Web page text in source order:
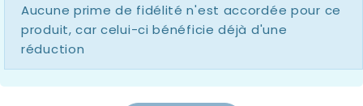
Aucune prime de fidélité n'est accordée pour ce
produit, car celui-ci bénéficie déjà d'une
réduction